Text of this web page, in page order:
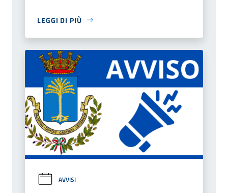
LEGGI DI PIÙ
AVVISI